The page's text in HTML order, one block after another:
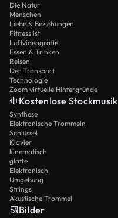
Die Natur
Menschen
Liebe & Beziehungen
Fitness ist
Luftvideografie
Essen & Trinken
Reisen
Der Transport
Technologie
Zoom virtuelle Hintergründe
Kostenlose Stockmusik
Synthese
Elektronische Trommeln
Schlüssel
Klavier
kinematisch
glatte
Elektronisch
Umgebung
Strings
Akustische Trommel
Bilder